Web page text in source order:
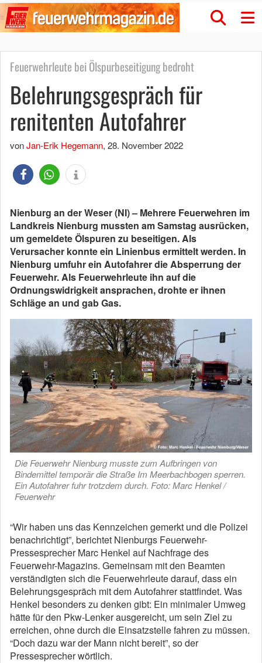
Feuerwehrleute bei Ölspurbeseitigung bedroht
Belehrungsgespräch für
renitenten Autofahrer
vonJan-Erik Hegemann, 28. November 2022
Nienburg an der Weser (NI) – Mehrere Feuerwehren im
Landkreis Nienburg mussten am Samstag ausrücken,
um gemeldete Ölspuren zu beseitigen. Als
Verursacher konnte ein Linienbus ermittelt werden. In
Nienburg umfuhr ein Autofahrer die Absperrung der
Feuerwehr. Als Feuerwehrleute ihn auf die
Ordnungswidrigkeit ansprachen, drohte er ihnen
Schläge an und gab Gas.
Die Feuerwehr Nienburg musste zum Aufbringen von
Bindemittel temporär die Straße Im Meerbachbogen sperren.
Ein Autofahrer fuhr trotzdem durch. Foto: Marc Henkel /
Feuerwehr
“Wir haben uns das Kennzeichen gemerkt und die Polizei
benachrichtigt”, berichtet Nienburgs Feuerwehr-
Pressesprecher Marc Henkel auf Nachfrage des
Feuerwehr-Magazins. Gemeinsam mit den Beamten
verständigten sich die Feuerwehrleute darauf, dass ein
Belehrungsgespräch mit dem Autofahrer stattfindet. Was
Henkel besonders zu denken gibt: Ein minimaler Umweg
hätte für den Pkw-Lenker ausgereicht, um sein Ziel zu
erreichen, ohne durch die Einsatzstelle fahren zu müssen.
“Doch dazu war der Mann nicht bereit”, so der
Pressesprecher wörtlich.